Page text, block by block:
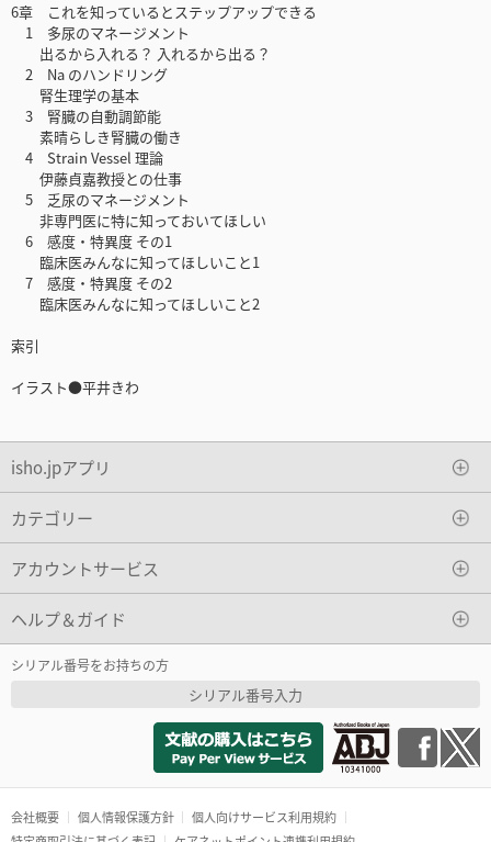
6章 これを知っているとステップアップできる
1 多尿のマネージメント
出るから入れる？ 入れるから出る？
2 Na のハンドリング
腎生理学の基本
3 腎臓の自動調節能
素晴らしき腎臓の働き
4 Strain Vessel 理論
伊藤貞嘉教授との仕事
5 乏尿のマネージメント
非専門医に特に知っておいてほしい
6 感度・特異度 その1
臨床医みんなに知ってほしいこと1
7 感度・特異度 その2
臨床医みんなに知ってほしいこと2
索引
イラスト●平井きわ
isho.jpアプリ
カテゴリー
アカウントサービス
ヘルプ＆ガイド
シリアル番号をお持ちの方
シリアル番号入力
会社概要 個人情報保護方針
個人向けサービス利用規約